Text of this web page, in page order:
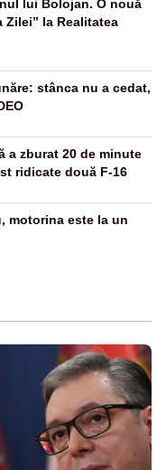
lui Bolojan. O nouă
Zilei” la Realitatea
stânca nu a cedat,
a zburat 20 de minute
ridicate două F-16
motorina este la un